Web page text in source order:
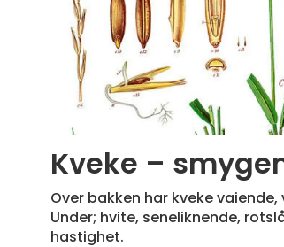
Kveke –
Over bakken har kveke
Under; hvite, seneliknende,
hastighet.